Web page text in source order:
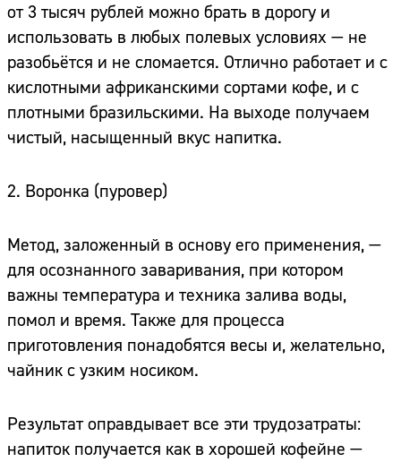
от 3 тысяч рублей можно брать в дорогу и
использовать в любых полевых условиях — не
разобьётся и не сломается. Отлично работает и с
кислотными африканскими сортами кофе, и с
плотными бразильскими. На выходе получаем
чистый, насыщенный вкус напитка.
2. Воронка (пуровер)
Метод, заложенный в основу его применения, —
для осознанного заваривания, при котором
важны температура и техника залива воды,
помол и время. Также для процесса
приготовления понадобятся весы и, желательно,
чайник с узким носиком.
Результат оправдывает все эти трудозатраты:
напиток получается как в хорошей кофейне —